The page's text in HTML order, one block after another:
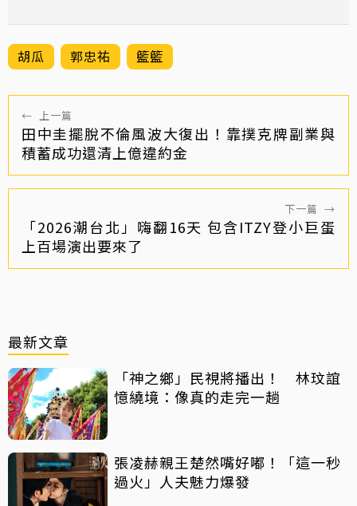
胡瓜 郭忠祐 籃籃
← 上一篇
田中圭擺脫不倫風波大復出！靠撲克牌副業與
積蓄成功還清上億違約金
下一篇 →
「2026潮台北」嗨翻16天 包含ITZY登小巨蛋
上百場演出要來了
最新文章
「神之鄉」民視將播出！ 林玟誼
憶繞境：像真的走完一趟
張凌赫親王楚然嘴好嘟！「這一秒
過火」人夫魅力爆發